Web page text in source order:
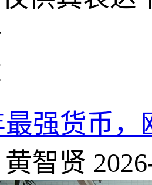
最强货币，
黄智贤